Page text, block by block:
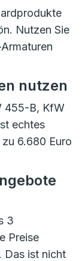
Nutzen Sie
nutzen
455-B, KfW
echtes
6.680 Euro
3
Preise
Das ist nicht